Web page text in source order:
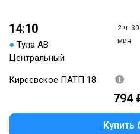
14:10
● Тула АВ
Центральный
2 ч. 30
мин.
Киреевское ПАТП 18
794
Купить